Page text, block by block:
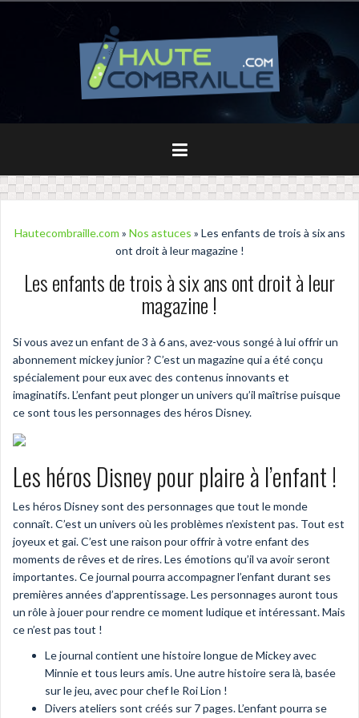
Hautecombraille.com » Nos astuces » Les enfants de trois à six ans
ont droit à leur magazine !
Les enfants de trois à six ans ont droit à leur
magazine !
Si vous avez un enfant de 3 à 6 ans, avez-vous songé à lui offrir un
abonnement mickey junior ? C’est un magazine qui a été conçu
spécialement pour eux avec des contenus innovants et
imaginatifs. L’enfant peut plonger un univers qu’il maîtrise puisque
ce sont tous les personnages des héros Disney.
Les héros Disney pour plaire à l’enfant !
Les héros Disney sont des personnages que tout le monde
connaît. C’est un univers où les problèmes n’existent pas. Tout est
joyeux et gai. C’est une raison pour offrir à votre enfant des
moments de rêves et de rires. Les émotions qu’il va avoir seront
importantes. Ce journal pourra accompagner l’enfant durant ses
premières années d’apprentissage. Les personnages auront tous
un rôle à jouer pour rendre ce moment ludique et intéressant. Mais
ce n’est pas tout !
Le journal contient une histoire longue de Mickey avec
Minnie et tous leurs amis. Une autre histoire sera là, basée
sur le jeu, avec pour chef le Roi Lion !
Divers ateliers sont créés sur 7 pages. L’enfant pourra se